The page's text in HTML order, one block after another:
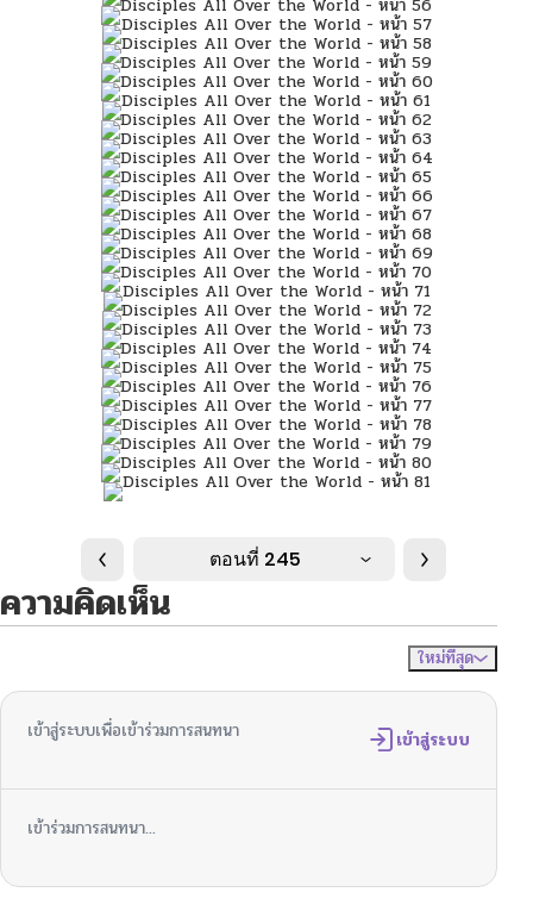
ตอนที่ 245
ความคิดเห็น
ใหม่ที่สุด
เข้าสู่ระบบเพื่อเข้าร่วมการสนทนา เข้าสู่ระบบ
เข้าร่วมการสนทนา...